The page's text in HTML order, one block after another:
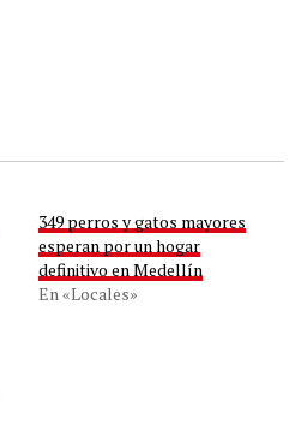
349 perros y gatos mayores
esperan por un hogar
definitivo en Medellín
En «Locales»